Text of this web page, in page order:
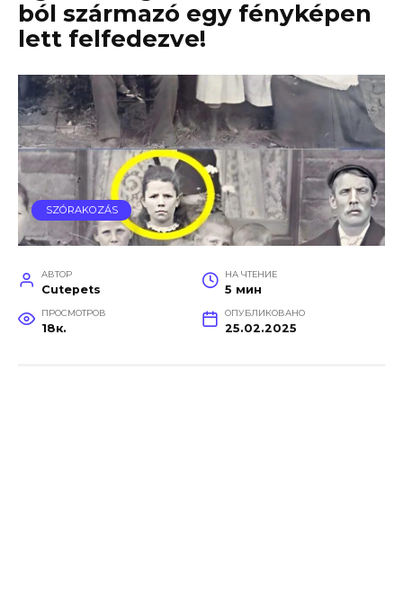
ból származó egy fényképen
lett felfedezve!
SZÓRAKOZÁS
АВТОР
Cutepets
НА ЧТЕНИЕ
5 мин
ПРОСМОТРОВ
18к.
ОПУБЛИКОВАНО
25.02.2025